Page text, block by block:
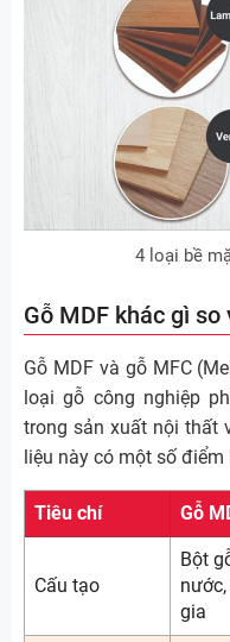
4 loại bề
Gỗ MDF khác gì so
Gỗ MDF và gỗ MFC
loại gỗ công nghiệp
trong sản xuất nội thất
liệu này có một số
Tiêu chí Gỗ
Cấu tạo
Bột
gia